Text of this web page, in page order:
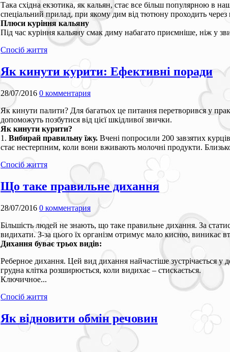
Така східна екзотика, як кальян, стає все більш популярною в
спеціальний прилад, при якому дим від тютюну проходить
Плюси куріння кальяну
Під час куріння кальяну смак диму набагато приємніше, ніж у
Спосіб життя
Як кинути курити: Ефективні поради
28/07/2016 0 комментария
Як кинути палити? Для багатьох це питання перетворився у
допоможуть позбутися від цієї шкідливої звички.
Як кинути курити?
1. Вибирай правильну їжу. Вчені попросили 200 завзятих
стає нестерпним, коли вони вживають молочні продукти.
Спосіб життя
Що таке правильне дихання
28/07/2016 0 комментария
Більшість людей не знають, що таке правильне дихання. За
видихати. З-за цього їх організм отримує мало кисню, виникає
Дихання буває трьох видів:
Реберное дихання. Цей вид дихання найчастіше зустрічається
грудна клітка розширюється, коли видихає – стискається.
Ключичное...
Спосіб життя
Як відновити обмін речовин